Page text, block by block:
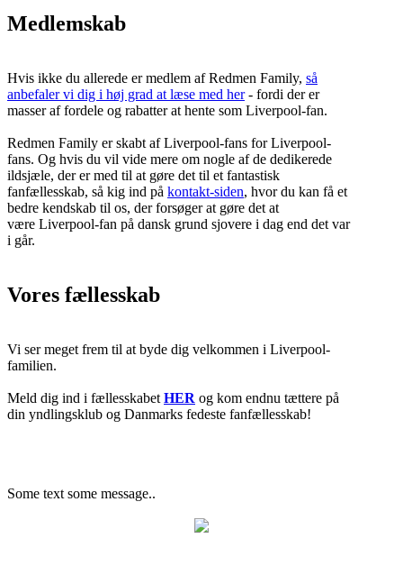
Medlemskab
Hvis ikke du allerede er medlem af Redmen Family, så
anbefaler vi dig i høj grad at læse med her- fordi der er
masser af fordele og rabatter at hente som Liverpool-fan.
Redmen Family er skabt af Liverpool-fans for Liverpool-
fans. Og hvis du vil vide mere om nogle af de dedikerede
ildsjæle, der er med til at gøre det til et fantastisk
fanfællesskab, så kig ind på kontakt-siden, hvor du kan få et
bedre kendskab til os, der forsøger at gøre det at
være Liverpool-fan på dansk grund sjovere i dag end det var
i går.
Vores fællesskab
Vi ser meget frem til at byde dig velkommen i Liverpool-
familien.
Meld dig ind i fællesskabet HER og kom endnu tættere på
din yndlingsklub og Danmarks fedeste fanfællesskab!
Some text some message..